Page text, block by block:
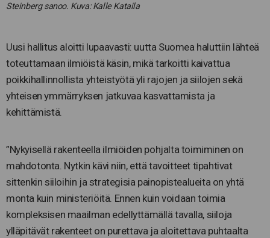
Steinberg sanoo. Kuva: Kalle Kataila
Uusi hallitus aloitti lupaavasti: uutta Suomea haluttiin lähteä
toteuttamaan ilmiöistä käsin, mikä tarkoitti kaivattua
poikkihallinnollista yhteistyötä yli rajojen ja siilojen sekä
yhteisen ymmärryksen jatkuvaa kasvattamista ja
kehittämistä.
”Nykyisellä rakenteella ilmiöiden pohjalta toimiminen on
mahdotonta. Nytkin kävi niin, että tavoitteet tipahtivat
sittenkin siiloihin ja strategisia painopistealueita on yhtä
monta kuin ministeriöitä. Ennen kuin voidaan toimia
kompleksisen maailman edellyttämällä tavalla, siiloja
ylläpitävät rakenteet on purettava ja aloitettava puhtaalta